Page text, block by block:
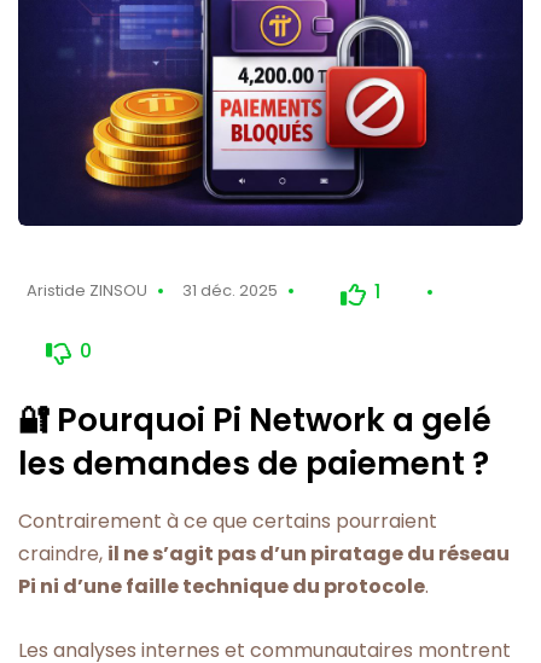
Aristide ZINSOU 31 déc. 2025 1
0
🔐 Pourquoi Pi Network a gelé
les demandes de paiement ?
Contrairement à ce que certains pourraient
craindre, il ne s’agit pas d’un piratage du réseau
Pi ni d’une faille technique du protocole.
Les analyses internes et communautaires montrent